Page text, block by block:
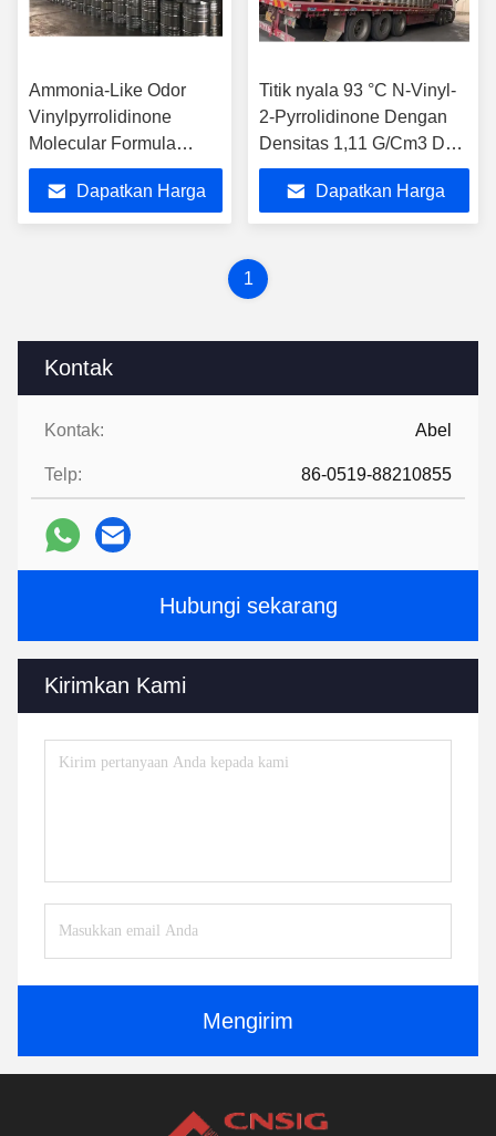
Kontak
Kontak: Abel
Telp: 86-0519-88210855
Hubungi sekarang
Kirimkan Kami
Mengirim
Ammonia-Like Odor
Vinylpyrrolidinone
Molecular Formula
C6H9NO For Chemical
Dapatkan Harga
Titik nyala 93 °C N-Vinyl-
2-Pyrrolidinone Dengan
Densitas 1,11 G/Cm3 Dan
Nomor Cas 88-12-0
Dapatkan Harga
1